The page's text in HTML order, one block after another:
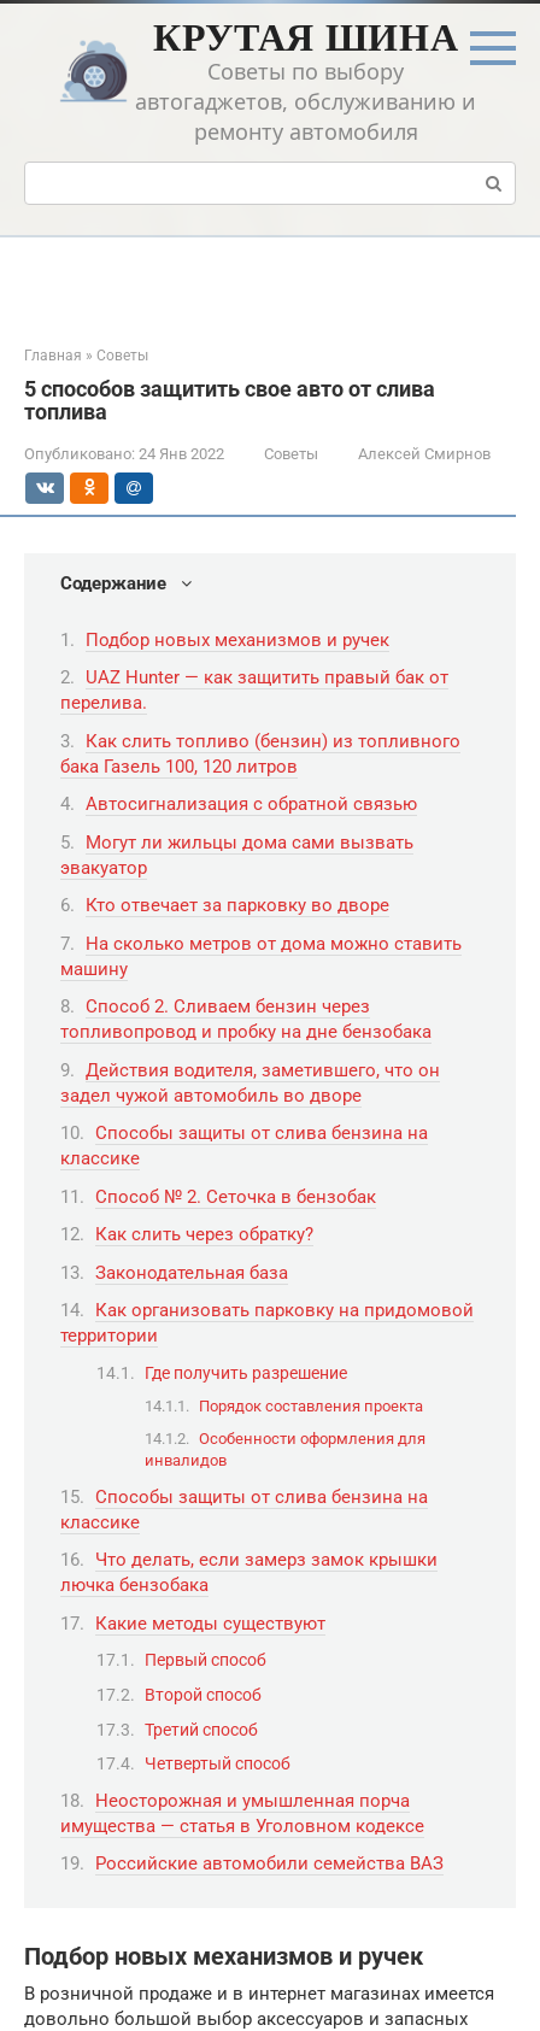
Перейти
контенту
КРУТАЯ ШИНА
Советы по выбору
автогаджетов, обслуживанию и
ремонту автомобиля
Поиск:
Главная » Советы
5 способов защитить свое авто от слива
топлива
Опубликовано: 24 Янв 2022 Советы Алексей Смирнов
Содержание
Подбор новых механизмов и ручек
UAZ Hunter — как защитить правый бак от
перелива.
Как слить топливо (бензин) из топливного
бака Газель 100, 120 литров
Автосигнализация с обратной связью
Могут ли жильцы дома сами вызвать
эвакуатор
Кто отвечает за парковку во дворе
На сколько метров от дома можно ставить
машину
Способ 2. Сливаем бензин через
топливопровод и пробку на дне бензобака
Действия водителя, заметившего, что он
задел чужой автомобиль во дворе
Способы защиты от слива бензина на
классике
Способ № 2. Сеточка в бензобак
Как слить через обратку?
Законодательная база
Как организовать парковку на придомовой
территории
Где получить разрешение
Порядок составления проекта
Особенности оформления для
инвалидов
Способы защиты от слива бензина на
классике
Что делать, если замерз замок крышки
лючка бензобака
Какие методы существуют
Первый способ
Второй способ
Третий способ
Четвертый способ
Неосторожная и умышленная порча
имущества — статья в Уголовном кодексе
Российские автомобили семейства ВАЗ
Подбор новых механизмов и ручек
В розничной продаже и в интернет магазинах имеется
довольно большой выбор аксессуаров и запасных